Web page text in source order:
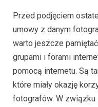
Przed podjęciem
umowy z danym
warto jeszcze
grupami i forami
pomocą internetu. Są
które miały okazję
fotografów. W